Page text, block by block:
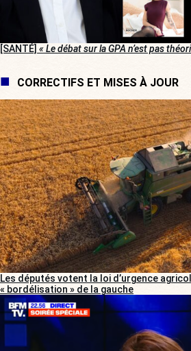
[SANTÉ] « Le débat sur la GPA n’est pas
CORRECTIFS ET MISES À JOUR
Les députés votent la loi d’urgence
« bordélisation » de la gauche